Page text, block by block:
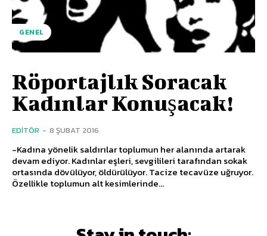
GENEL
Röportajlık Soracak
Kadınlar Konuşacak!
EDITÖR - 8 ŞUBAT 2016
-Kadına yönelik saldırılar toplumun her alanında artarak
devam ediyor. Kadınlar eşleri, sevgilileri tarafından sokak
ortasında dövülüyor, öldürülüyor. Tacize tecavüze uğruyor.
Özellikle toplumun alt kesimlerinde...